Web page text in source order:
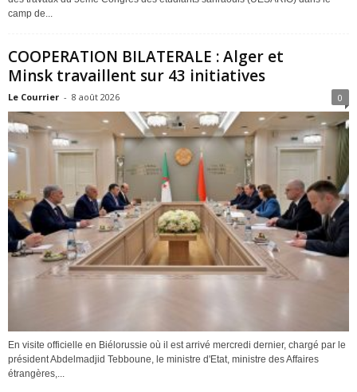
camp de...
COOPERATION BILATERALE : Alger et
Minsk travaillent sur 43 initiatives
Le Courrier - 8 août 2026 0
En visite officielle en Biélorussie où il est arrivé mercredi dernier, chargé par le
président Abdelmadjid Tebboune, le ministre d'Etat, ministre des Affaires
étrangères,...